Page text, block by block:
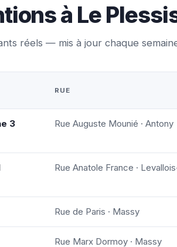
à Le
réels — mis à jour chaque
RUE
3
Rue Auguste Mounié · Antony
Rue Anatole France ·
Rue de Paris · Massy
Rue Marx Dormoy · Massy